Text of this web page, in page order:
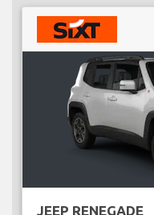
JEEP RENEGADE